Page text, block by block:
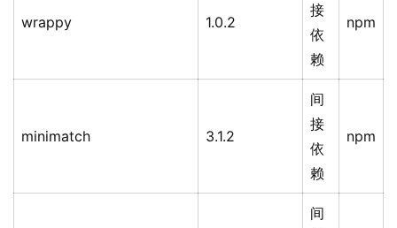
wrappy 1.0.2
接
依
赖
npm
minimatch 3.1.2
间
接
依
赖
npm
间